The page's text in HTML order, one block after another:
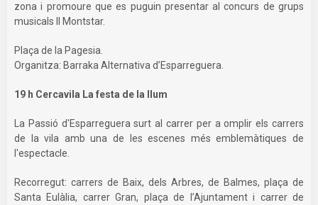
zona i promoure que es puguin presentar al concurs de grups
musicals II Montstar.
Plaça de la Pagesia.
Organitza: Barraka Alternativa d’Esparreguera.
19 h Cercavila La festa de la llum
La Passió d'Esparreguera surt al carrer per a omplir els carrers
de la vila amb una de les escenes més emblemàtiques de
l'espectacle.
Recorregut: carrers de Baix, dels Arbres, de Balmes, plaça de
Santa Eulàlia, carrer Gran, plaça de l’Ajuntament i carrer de